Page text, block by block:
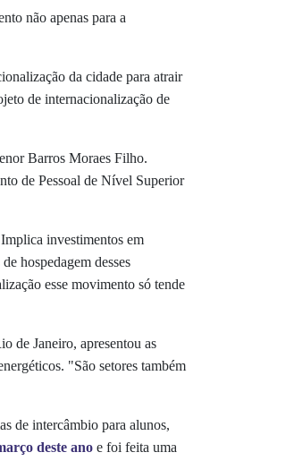
não apenas para a
da cidade para atrair
de internacionalização de
Barros Moraes Filho.
de Pessoal de Nível Superior
investimentos em
hospedagem desses
esse movimento só tende
de Janeiro, apresentou as
"São setores também
de intercâmbio para alunos,
deste ano e foi feita uma